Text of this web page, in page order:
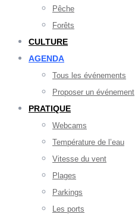
Pêche
Forêts
CULTURE
AGENDA
Tous les événements
Proposer un événement
PRATIQUE
Webcams
Température de l’eau
Vitesse du vent
Plages
Parkings
Les ports